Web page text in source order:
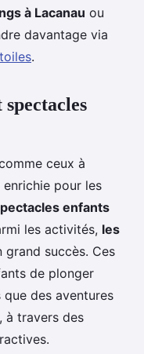
à Lacanau ou
davantage via
.
ceux à
pour les
enfants
les activités, les
grand succès. Ces
de plonger
des aventures
à travers des